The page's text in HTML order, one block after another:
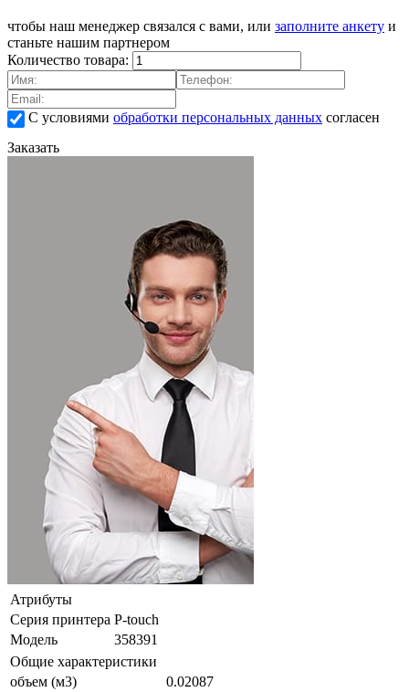
чтобы наш менеджер связался с вами, или заполните анкету и
станьте нашим партнером
Количество товара:
С условиями обработки персональных данных согласен
Заказать
Атрибуты
Серия принтера P-touch
Модель
358391
Общие характеристики
объем (м3)
0.02087